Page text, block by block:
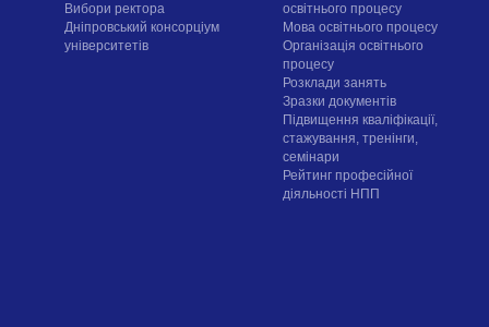
Вибори ректора
Дніпровський консорціум
університетів
освітнього процесу
Мова освітнього процесу
Організація освітнього
процесу
Розклади занять
Зразки документів
Підвищення кваліфікації,
стажування, тренінги,
семінари
Рейтинг професійної
діяльності НПП